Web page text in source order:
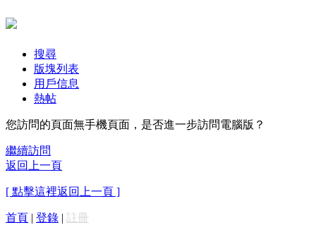
搜尋
版塊列表
用戶信息
熱帖
您訪問的頁面無手機頁面，是否進一步訪問電腦版？
繼續訪問
返回上一頁
[ 點擊這裡返回上一頁 ]
首頁 | 登錄 | 註冊